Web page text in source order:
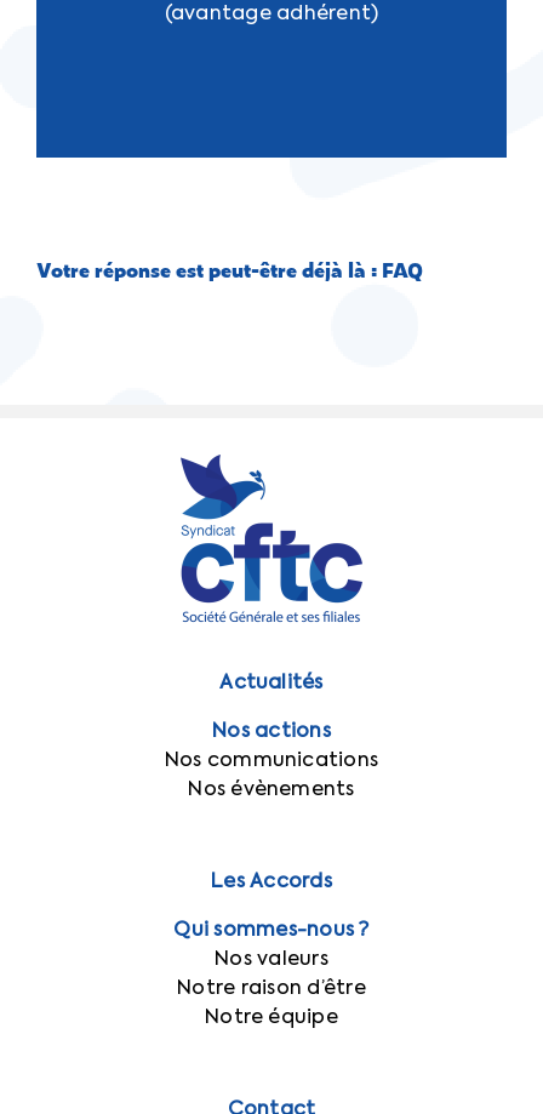
(avantage adhérent)
Votre réponse est peut-être déjà là : FAQ
Actualités
Nos actions
Nos communications
Nos évènements
Les Accords
Qui sommes-nous ?
Nos valeurs
Notre raison d’être
Notre équipe